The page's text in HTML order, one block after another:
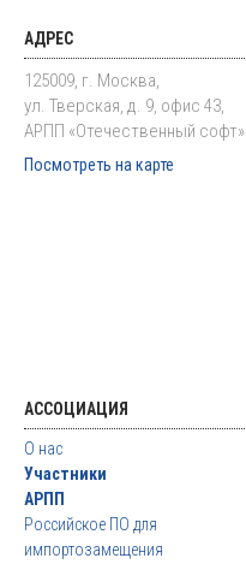
АДРЕС
125009, г. Москва,
ул. Тверская, д. 9, офис 43,
АРПП «Отечественный софт»
Посмотреть на карте
АССОЦИАЦИЯ
О нас
Участники
АРПП
Российское ПО для
импортозамещения